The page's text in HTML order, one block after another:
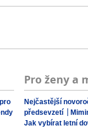
Pro ženy a
Nejčastější
předsevzetí
Jak vybírat letní